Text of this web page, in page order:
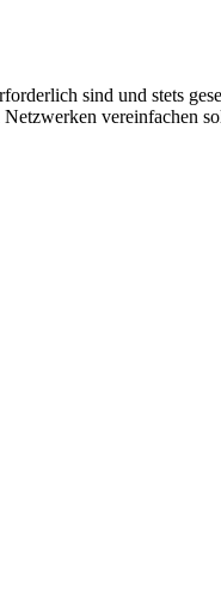
sind und stets
vereinfachen